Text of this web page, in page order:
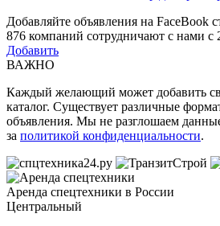
Добавляйте объявления на FaceBook
876 компаний сотрудничают с нами с
Добавить
ВАЖНО
Каждый желающий может добавить
каталог. Существует различные
объявления. Мы не разглошаем
за политикой конфиденциальности.
Аренда спецтехники в России
Центральный